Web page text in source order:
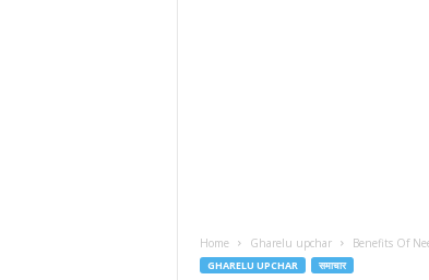
Home Gharelu upchar Benefits Of
GHARELU UPCHAR समाचार